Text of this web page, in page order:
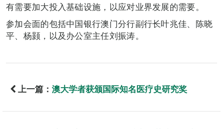
有需要加大投入基础设施，以应对业界发展的需要。
参加会面的包括中国银行澳门分行副行长叶兆佳、陈晓
平、杨颢，以及办公室主任刘振涛。
上一篇： 澳大学者获颁国际知名医疗史研究奖